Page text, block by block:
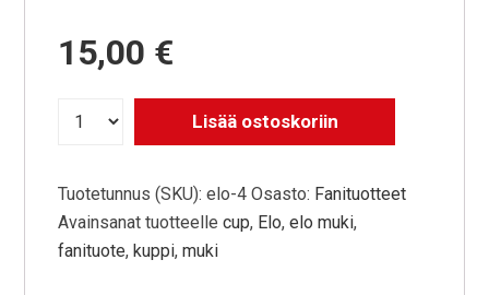
15,00 €
Lisää ostoskoriin
Tuotetunnus (SKU):elo-4 Osasto: Fanituotteet
Avainsanat tuotteellecup, Elo,elo muki,
fanituote, kuppi,muki